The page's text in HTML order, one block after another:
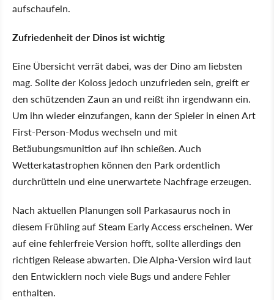
aufschaufeln.
Zufriedenheit der Dinos ist wichtig
Eine Übersicht verrät dabei, was der Dino am liebsten
mag. Sollte der Koloss jedoch unzufrieden sein, greift er
den schützenden Zaun an und reißt ihn irgendwann ein.
Um ihn wieder einzufangen, kann der Spieler in einen Art
First-Person-Modus wechseln und mit
Betäubungsmunition auf ihn schießen. Auch
Wetterkatastrophen können den Park ordentlich
durchrütteln und eine unerwartete Nachfrage erzeugen.
Nach aktuellen Planungen soll Parkasaurus noch in
diesem Frühling auf Steam Early Access erscheinen. Wer
auf eine fehlerfreie Version hofft, sollte allerdings den
richtigen Release abwarten. Die Alpha-Version wird laut
den Entwicklern noch viele Bugs und andere Fehler
enthalten.